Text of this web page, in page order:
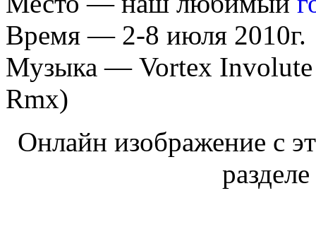
Время — 2-8 июля 2010г.
Музыка — Vortex
Rmx)
Онлайн изображение с